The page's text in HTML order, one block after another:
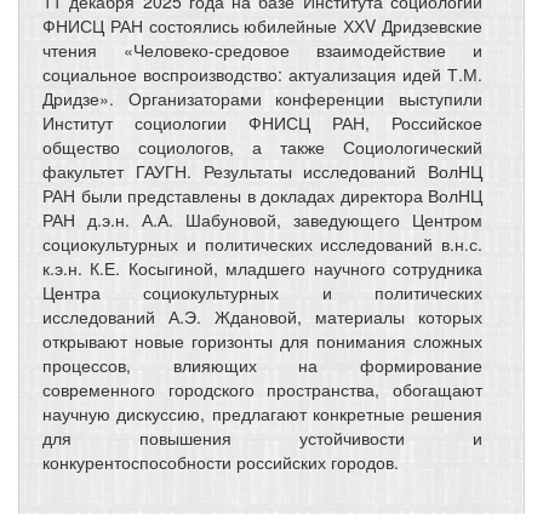
ФНИСЦ РАН состоялись юбилейные ХХV Дридзевские
чтения «Человеко-средовое взаимодействие и
социальное воспроизводство: актуализация идей Т.М.
Дридзе». Организаторами конференции выступили
Институт социологии ФНИСЦ РАН, Российское
общество социологов, а также Социологический
факультет ГАУГН. Результаты исследований ВолНЦ
РАН были представлены в докладах директора ВолНЦ
РАН д.э.н. А.А. Шабуновой, заведующего Центром
социокультурных и политических исследований в.н.с.
к.э.н. К.Е. Косыгиной, младшего научного сотрудника
Центра социокультурных и политических
исследований А.Э. Ждановой, материалы которых
открывают новые горизонты для понимания сложных
процессов, влияющих на формирование
современного городского пространства, обогащают
научную дискуссию, предлагают конкретные решения
для повышения устойчивости и
конкурентоспособности российских городов.